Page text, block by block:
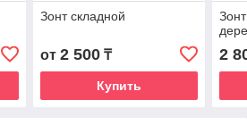
Зонт складной
от 2 500₸
Купить
2